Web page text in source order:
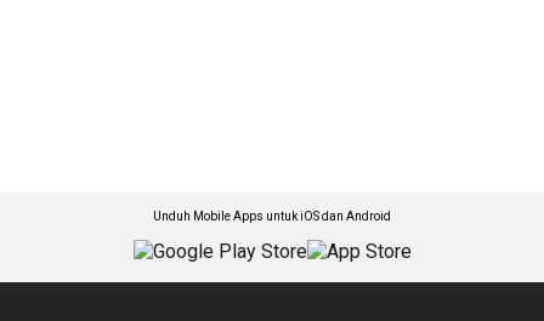
Unduh Mobile Apps untuk iOS dan Android